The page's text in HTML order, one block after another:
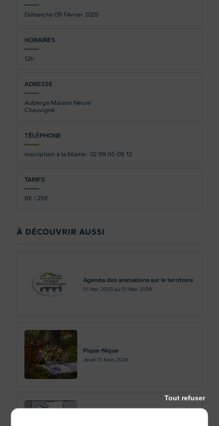
Dimanche 09 Février 2025
HORAIRES
12h
ADRESSE
Auberge Maison Neuve
Chauvigné
TÉLÉPHONE
inscription à la Mairie : 02 99 95 05 12
TARIFS
8€ / 25€
À DÉCOUVRIR AUSSI
Agenda des animations sur le territoire
01 Mar 2023 au 01 Mar 2028
Pique-Nique
Jeudi 13 Août 2026
Tout refuser